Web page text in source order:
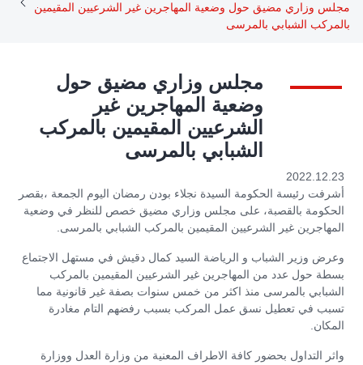
مجلس وزاري مضيق حول وضعية المهاجرين غير الشرعيين المقيمين
بالمركب الشبابي بالمرسى
مجلس وزاري مضيق حول
وضعية المهاجرين غير
الشرعيين المقيمين بالمركب
الشبابي بالمرسى
2022.12.23
أشرفت رئيسة الحكومة السيدة نجلاء بودن رمضان اليوم الجمعة ،بقصر
الحكومة بالقصبة، على مجلس وزاري مضيق خصص للنظر في وضعية
المهاجرين غير الشرعيين المقيمين بالمركب الشبابي بالمرسى.
وعرض وزير الشباب و الرياضة السيد كمال دقيش في مستهل الاجتماع
بسطة حول عدد من المهاجرين غير الشرعيين المقيمين بالمركب
الشبابي بالمرسى منذ اكثر من خمس سنوات بصفة غير قانونية مما
تسبب في تعطيل نسق عمل المركب بسبب رفضهم التام مغادرة
المكان.
واثر التداول بحضور كافة الاطراف المعنية من وزارة العدل ووزارة